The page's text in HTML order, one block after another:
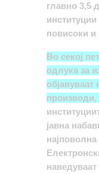
главно 3,5
повисоки
Во секој
одлука за
производи,
јавна